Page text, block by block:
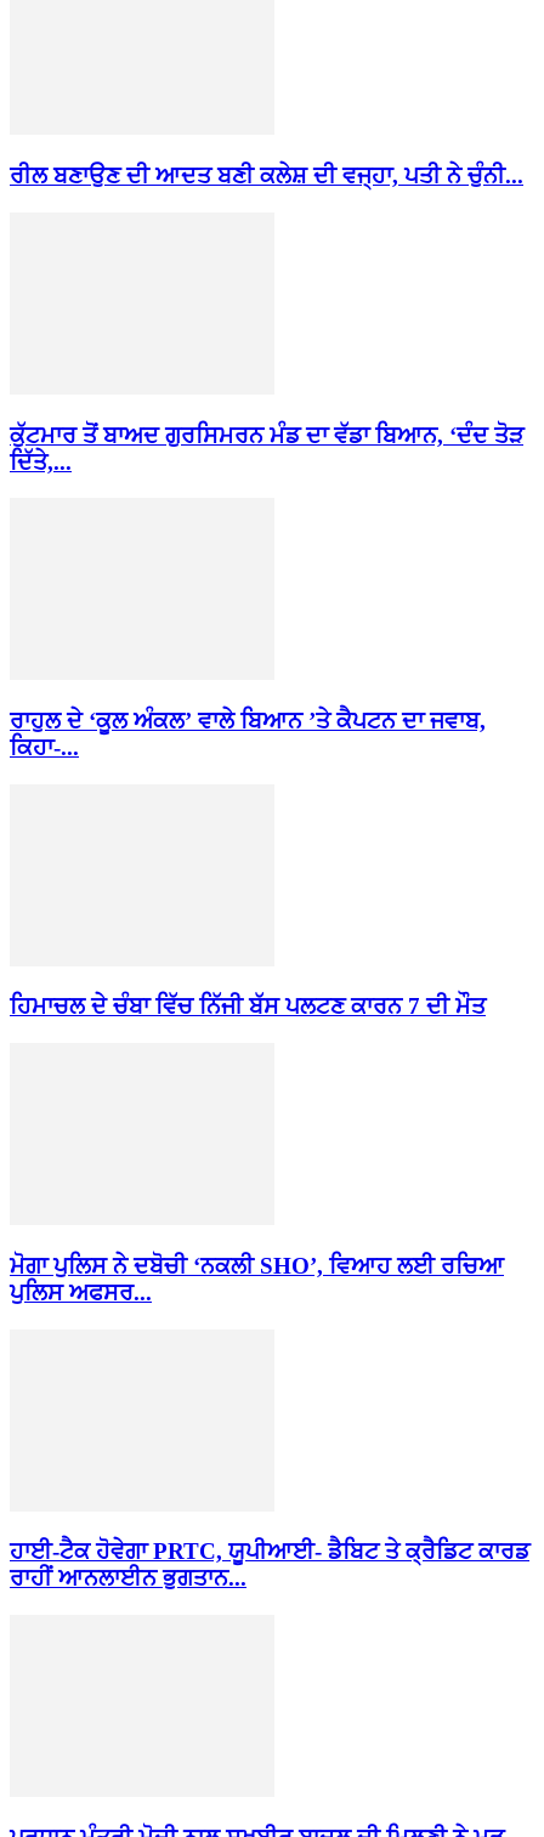
ਰੀਲ ਬਣਾਉਣ ਦੀ ਆਦਤ ਬਣੀ ਕਲੇਸ਼ ਦੀ ਵਜ੍ਹਾ, ਪਤੀ ਨੇ ਚੁੰਨੀ...
ਕੁੱਟਮਾਰ ਤੋਂ ਬਾਅਦ ਗੁਰਸਿਮਰਨ ਮੰਡ ਦਾ ਵੱਡਾ ਬਿਆਨ, ‘ਦੰਦ ਤੋੜ
ਦਿੱਤੇ,...
ਰਾਹੁਲ ਦੇ ‘ਕੂਲ ਅੰਕਲ’ ਵਾਲੇ ਬਿਆਨ ’ਤੇ ਕੈਪਟਨ ਦਾ ਜਵਾਬ,
ਕਿਹਾ-...
ਹਿਮਾਚਲ ਦੇ ਚੰਬਾ ਵਿੱਚ ਨਿੱਜੀ ਬੱਸ ਪਲਟਣ ਕਾਰਨ 7 ਦੀ ਮੌਤ
ਮੋਗਾ ਪੁਲਿਸ ਨੇ ਦਬੋਚੀ ‘ਨਕਲੀ SHO’, ਵਿਆਹ ਲਈ ਰਚਿਆ
ਪੁਲਿਸ ਅਫਸਰ...
ਹਾਈ-ਟੈਕ ਹੋਵੇਗਾ PRTC, ਯੂਪੀਆਈ- ਡੈਬਿਟ ਤੇ ਕ੍ਰੈਡਿਟ ਕਾਰਡ
ਰਾਹੀਂ ਆਨਲਾਈਨ ਭੁਗਤਾਨ...